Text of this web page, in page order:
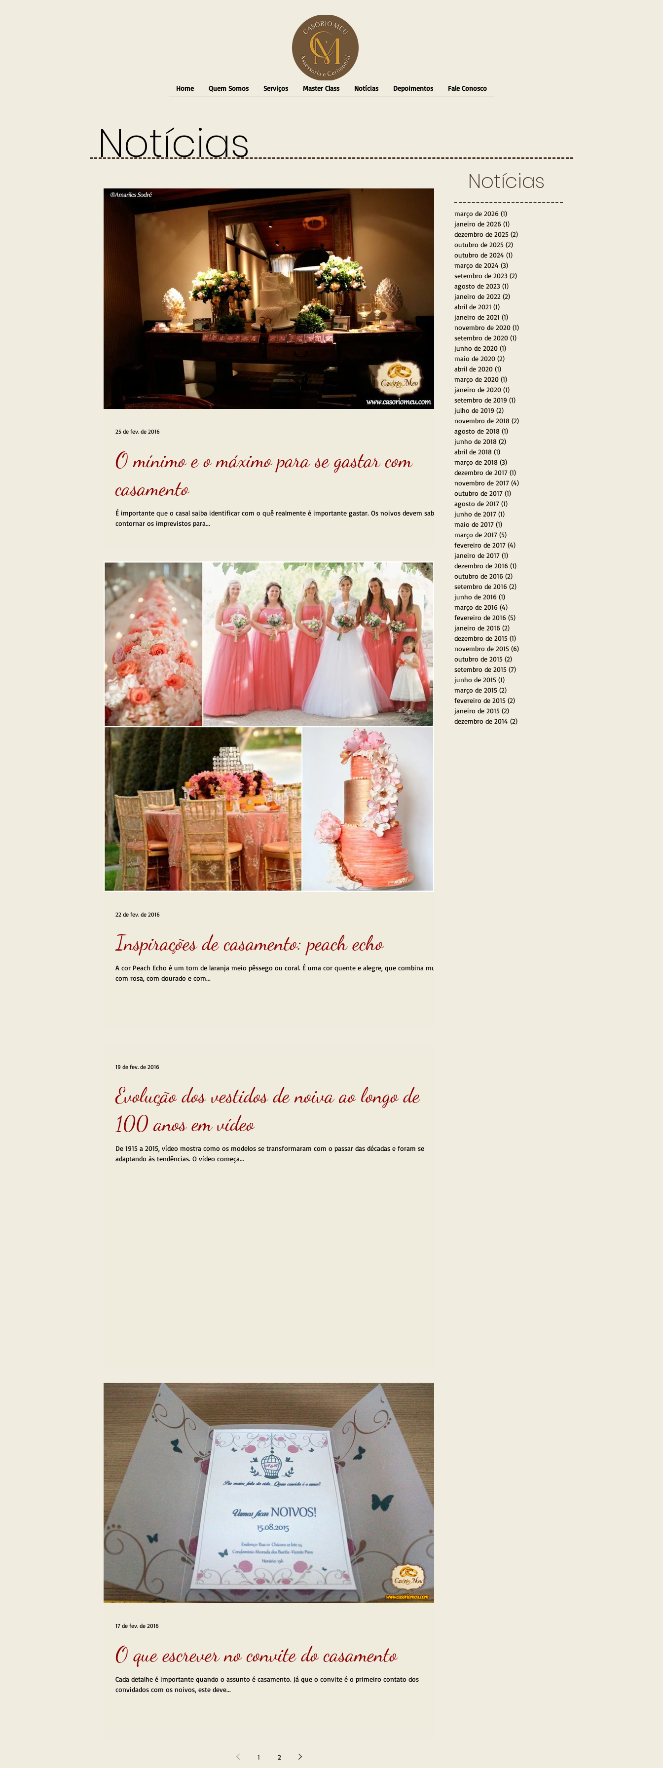
Home Quem Somos Serviços Master Class Notícias Depoimentos Fale Conosco
Notícias
O mínimo e o máximo para se gastar com
casamento
É importante que o casal saiba identificar com o quê realmente é importante gastar. Os noivos devem saber
contornar os imprevistos para...
25 de fev. de 2016
Inspirações de casamento: peach echo
A cor Peach Echo é um tom de laranja meio pêssego ou coral. É uma cor quente e alegre, que combina muito
com rosa, com dourado e com...
22 de fev. de 2016
Evolução dos vestidos de noiva ao longo de
100 anos em vídeo
De 1915 a 2015, vídeo mostra como os modelos se transformaram com o passar das décadas e foram se
adaptando às tendências. O vídeo começa...
19 de fev. de 2016
O que escrever no convite do casamento
Cada detalhe é importante quando o assunto é casamento. Já que o convite é o primeiro contato dos
convidados com os noivos, este deve...
17 de fev. de 2016
1 2
Notícias
março de 2026 (1)
janeiro de 2026 (1)
dezembro de 2025 (2)
outubro de 2025 (2)
outubro de 2024 (1)
março de 2024 (3)
setembro de 2023 (2)
agosto de 2023 (1)
janeiro de 2022 (2)
abril de 2021 (1)
janeiro de 2021 (1)
novembro de 2020 (1)
setembro de 2020 (1)
junho de 2020 (1)
maio de 2020 (2)
abril de 2020 (1)
março de 2020 (1)
janeiro de 2020 (1)
setembro de 2019 (1)
julho de 2019 (2)
novembro de 2018 (2)
agosto de 2018 (1)
junho de 2018 (2)
abril de 2018 (1)
março de 2018 (3)
dezembro de 2017 (1)
novembro de 2017 (4)
outubro de 2017 (1)
agosto de 2017 (1)
junho de 2017 (1)
maio de 2017 (1)
março de 2017 (5)
fevereiro de 2017 (4)
janeiro de 2017 (1)
dezembro de 2016 (1)
outubro de 2016 (2)
setembro de 2016 (2)
junho de 2016 (1)
março de 2016 (4)
fevereiro de 2016 (5)
janeiro de 2016 (2)
dezembro de 2015 (1)
novembro de 2015 (6)
outubro de 2015 (2)
setembro de 2015 (7)
junho de 2015 (1)
março de 2015 (2)
fevereiro de 2015 (2)
janeiro de 2015 (2)
dezembro de 2014 (2)